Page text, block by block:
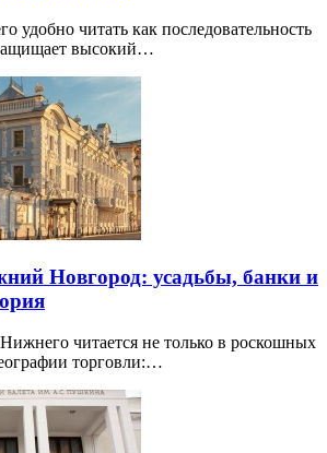
удобно читать как последовательность
высокий…
Новгород: усадьбы, банки и
читается не только в роскошных
торговли:…